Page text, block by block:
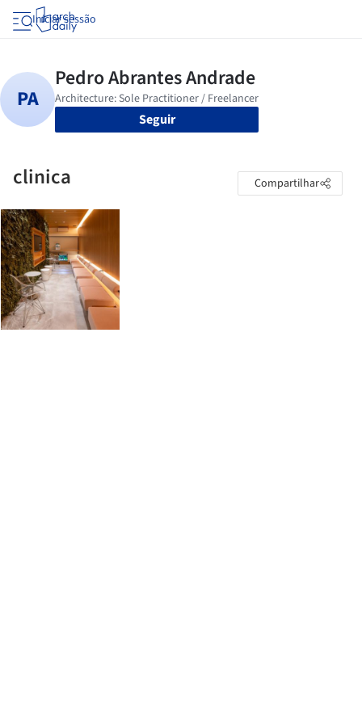
Iniciar sessão
Seguir
clinica Compartilhar